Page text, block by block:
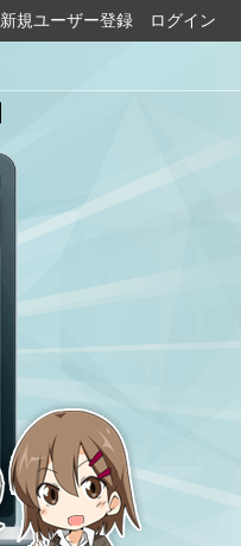
新規ユーザー登録 ログイン